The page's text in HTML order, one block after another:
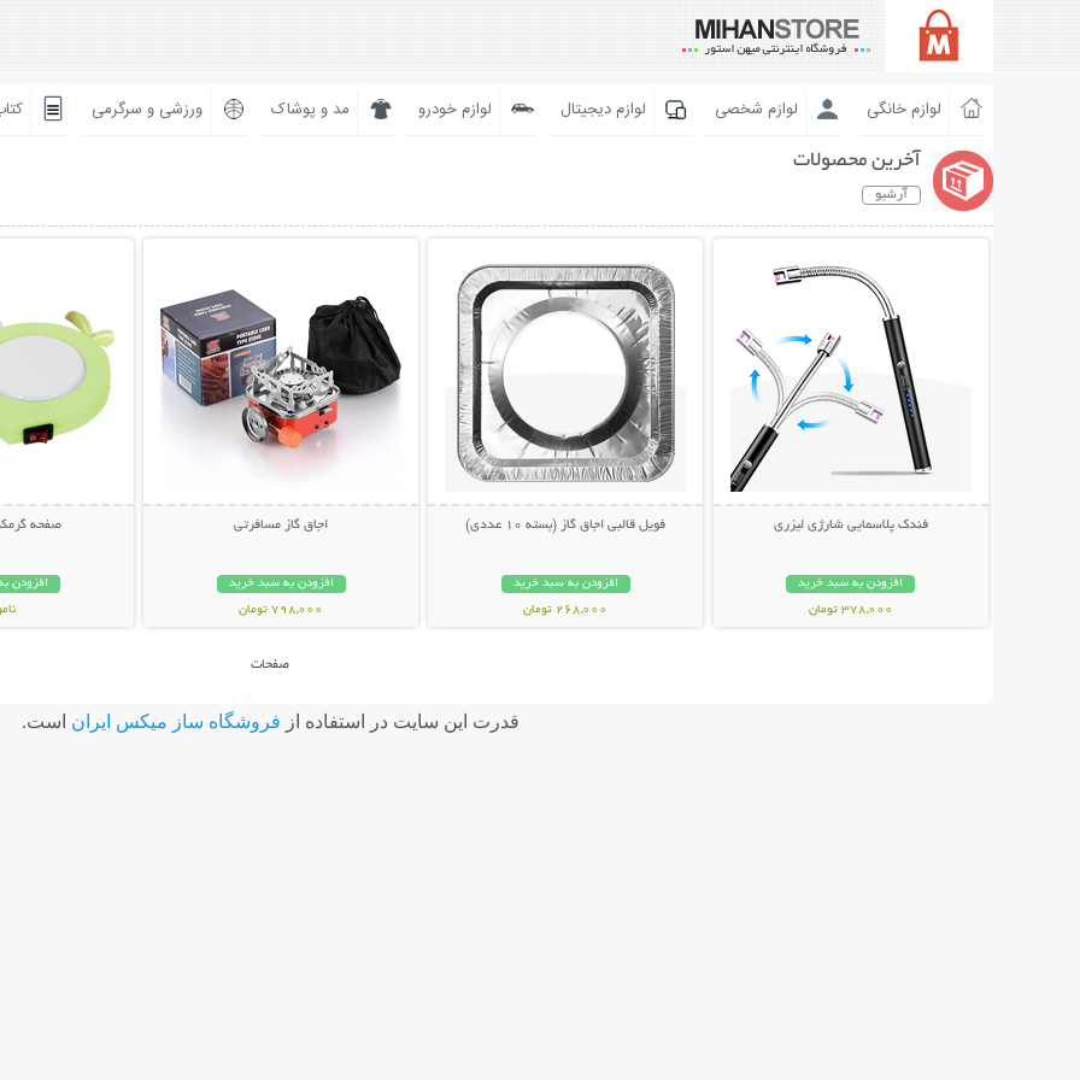
لوازم خانگی لوازم شخصی لوازم دیجیتال لوازم خودرو مد و پوشاک ورزشی و سرگرمی
آخرین محصولات
آرشیو
فندک پلاسمایی شارژی لیزری
افزودن به سبد خرید
378,000 تومان
فویل قالبی اجاق گاز (بسته 10 عددی)
افزودن به سبد خرید
268,000 تومان
اجاق گاز مسافرتی
افزودن به سبد خرید
798,000 تومان
صفحه
افزودن
صفحات
قدرت اين سايت در استفاده از فروشگاه ساز ميکس ايران است.